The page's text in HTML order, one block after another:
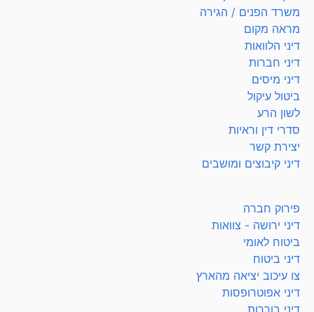
משרד הפנים / הגירה
מראה מקום
דיני הלוואות
דיני חברות
דיני מיסים
ביטול עיקול
לשון הרע
סדרי דין וראיות
יצירת קשר
דיני קיבוצים ומושבים
פירוק חברה
דיני ירושה - צוואות
ביטוח לאומי
דיני ביטוח
צו עיכוב יציאה מהארץ
דיני אפוטרופסות
דיני בוררות